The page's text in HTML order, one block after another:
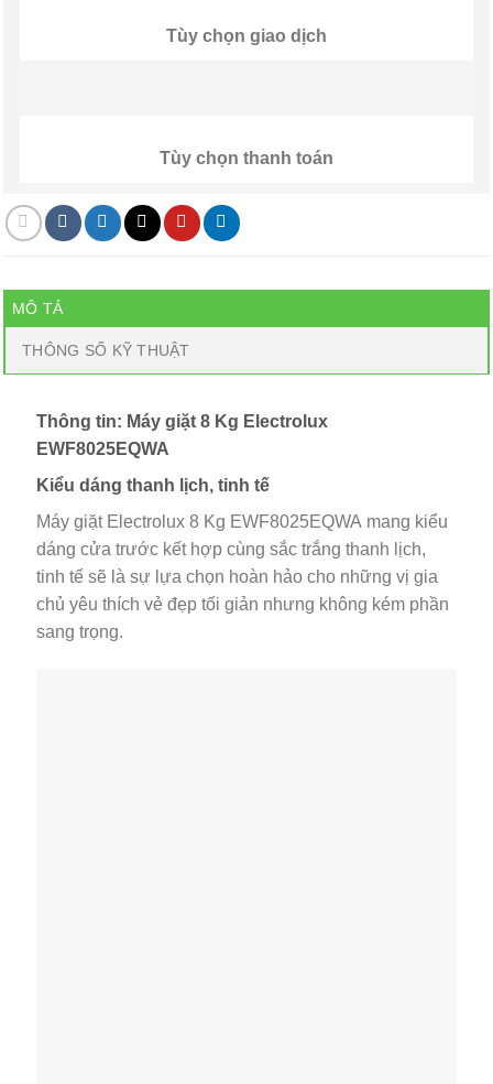
Tùy chọn giao dịch
Tùy chọn thanh toán
MÔ TẢ
THÔNG SỐ KỸ THUẬT
Thông tin: Máy giặt 8 Kg Electrolux
EWF8025EQWA
Kiểu dáng thanh lịch, tinh tế
Máy giặt Electrolux 8 Kg EWF8025EQWA mang kiểu
dáng cửa trước kết hợp cùng sắc trắng thanh lịch,
tinh tế sẽ là sự lựa chọn hoàn hảo cho những vị gia
chủ yêu thích vẻ đẹp tối giản nhưng không kém phần
sang trọng.